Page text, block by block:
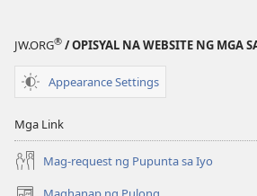
JW.ORG® / OPISYAL NA WEBSITE NG MGA
Appearance Settings
Mga Link
Mag-request ng Pupunta sa Iyo